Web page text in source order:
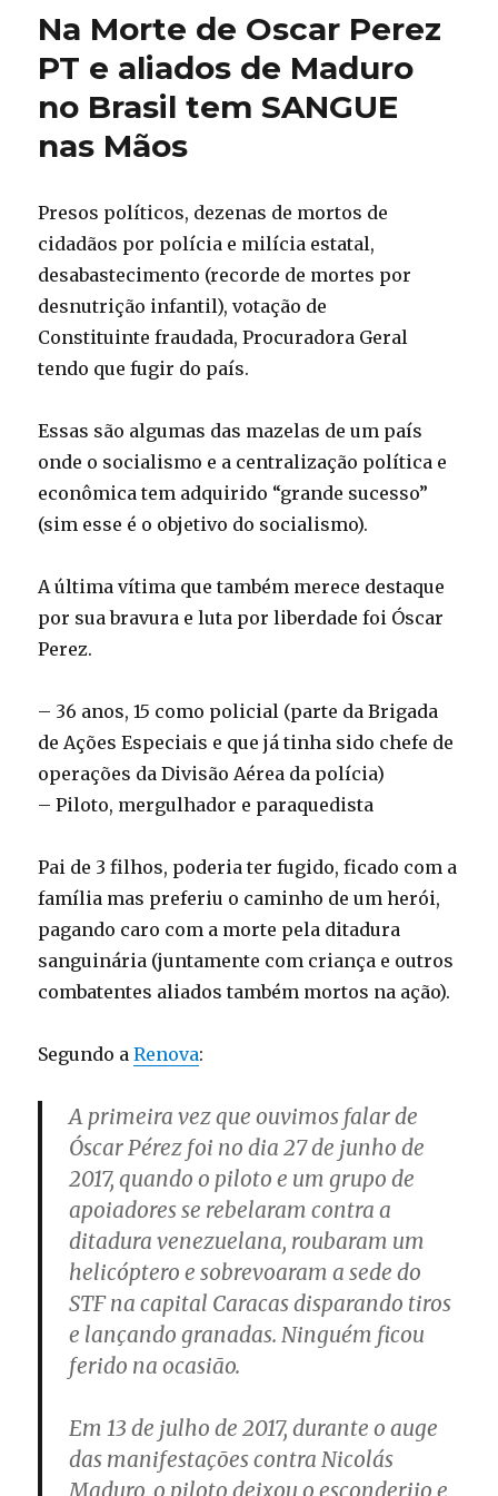
Oscar
Perez,
Mãos
Sujas
de
Sangue
Informação,
Liberdade
Privilégios
na
Educação
Na Morte de Oscar Perez
PT e aliados de Maduro
no Brasil tem SANGUE
nas Mãos
Presos políticos, dezenas de mortos de
cidadãos por polícia e milícia estatal,
desabastecimento (recorde de mortes por
desnutrição infantil), votação de
Constituinte fraudada, Procuradora Geral
tendo que fugir do país.
Essas são algumas das mazelas de um país
onde o socialismo e a centralização política e
econômica tem adquirido “grande sucesso”
(sim esse é o objetivo do socialismo).
A última vítima que também merece destaque
por sua bravura e luta por liberdade foi Óscar
Perez.
– 36 anos, 15 como policial (parte da Brigada
de Ações Especiais e que já tinha sido chefe de
operações da Divisão Aérea da polícia)
– Piloto, mergulhador e paraquedista
Pai de 3 filhos, poderia ter fugido, ficado com a
família mas preferiu o caminho de um herói,
pagando caro com a morte pela ditadura
sanguinária (juntamente com criança e outros
combatentes aliados também mortos na ação).
Segundo aRenova:
A primeira vez que ouvimos falar de
Óscar Pérez foi no dia 27 de junho de
2017, quando o piloto e um grupo de
apoiadores se rebelaram contra a
ditadura venezuelana, roubaram um
helicóptero e sobrevoaram a sede do
STF na capital Caracas disparando tiros
e lançando granadas. Ninguém ficou
ferido na ocasião.
Em 13 de julho de 2017, durante o auge
das manifestações contra Nicolás